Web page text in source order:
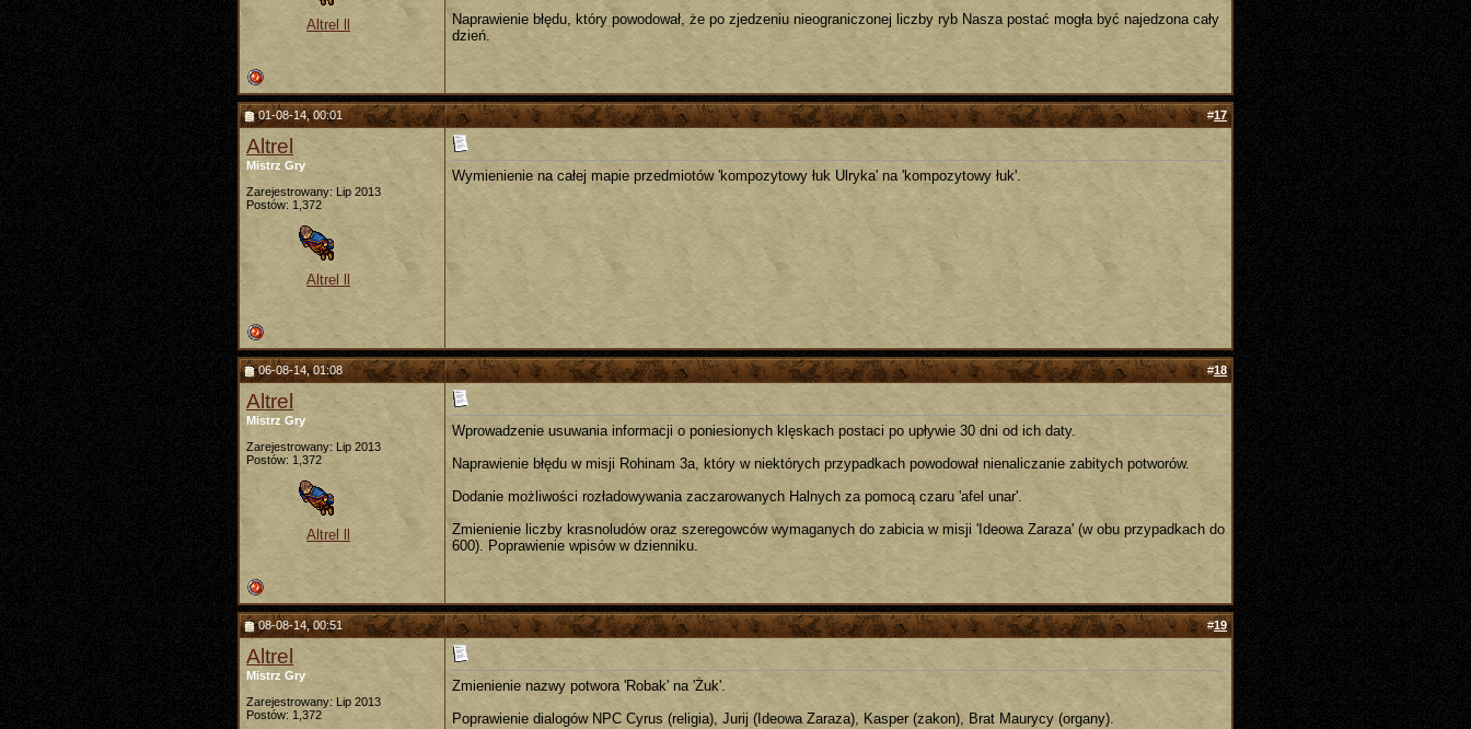
Altrel ll
Naprawienie błędu, który powodował, że po zjedzeniu nieograniczonej liczby ryb Nasza postać mogła być najedzona cały
dzień.
01-08-14, 00:01 #17
Altrel
Mistrz Gry
Zarejestrowany: Lip 2013
Postów: 1,372
Altrel ll
Wymienienie na całej mapie przedmiotów 'kompozytowy łuk Ulryka' na 'kompozytowy łuk'.
06-08-14, 01:08 #18
Altrel
Mistrz Gry
Zarejestrowany: Lip 2013
Postów: 1,372
Altrel ll
Wprowadzenie usuwania informacji o poniesionych klęskach postaci po upływie 30 dni od ich daty.
Naprawienie błędu w misji Rohinam 3a, który w niektórych przypadkach powodował nienaliczanie zabitych potworów.
Dodanie możliwości rozładowywania zaczarowanych Halnych za pomocą czaru 'afel unar'.
Zmienienie liczby krasnoludów oraz szeregowców wymaganych do zabicia w misji 'Ideowa Zaraza' (w obu przypadkach do
600). Poprawienie wpisów w dzienniku.
08-08-14, 00:51 #19
Altrel
Mistrz Gry
Zarejestrowany: Lip 2013
Postów: 1,372
Zmienienie nazwy potwora 'Robak' na 'Żuk'.
Poprawienie dialogów NPC Cyrus (religia), Jurij (Ideowa Zaraza), Kasper (zakon), Brat Maurycy (organy).